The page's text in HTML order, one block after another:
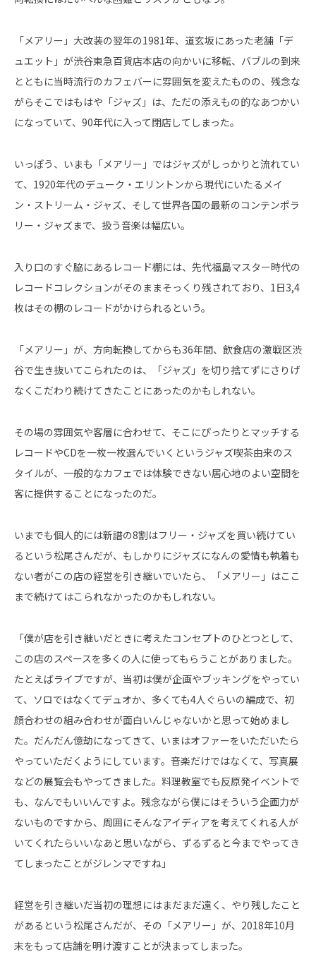
「メアリー」大改装の翌年の1981年、道玄坂にあった老舗「デ
ュエット」が渋谷東急百貨店本店の向かいに移転、バブルの到来
とともに当時流行のカフェバーに雰囲気を変えたものの、残念な
がらそこではもはや「ジャズ」は、ただの添えもの的なあつかい
になっていて、90年代に入って閉店してしまった。
いっぽう、いまも「メアリー」ではジャズがしっかりと流れてい
て、1920年代のデューク・エリントンから現代にいたるメイ
ン・ストリーム・ジャズ、そして世界各国の最新のコンテンポラ
リー・ジャズまで、扱う音楽は幅広い。
入り口のすぐ脇にあるレコード棚には、先代福島マスター時代の
レコードコレクションがそのままそっくり残されており、1日3,4
枚はその棚のレコードがかけられるという。
「メアリー」が、方向転換してからも36年間、飲食店の激戦区渋
谷で生き抜いてこられたのは、「ジャズ」を切り捨てずにさりげ
なくこだわり続けてきたことにあったのかもしれない。
その場の雰囲気や客層に合わせて、そこにぴったりとマッチする
レコードやCDを一枚一枚選んでいくというジャズ喫茶由来のス
タイルが、一般的なカフェでは体験できない居心地のよい空間を
客に提供することになったのだ。
いまでも個人的には新譜の8割はフリー・ジャズを買い続けてい
るという松尾さんだが、もしかりにジャズになんの愛情も執着も
ない者がこの店の経営を引き継いでいたら、「メアリー」はここ
まで続けてはこられなかったのかもしれない。
「僕が店を引き継いだときに考えたコンセプトのひとつとして、
この店のスペースを多くの人に使ってもらうことがありました。
たとえばライブですが、当初は僕が企画やブッキングをやってい
て、ソロではなくてデュオか、多くても4人ぐらいの編成で、初
顔合わせの組み合わせが面白いんじゃないかと思って始めまし
た。だんだん億劫になってきて、いまはオファーをいただいたら
やっていただくようにしています。音楽だけではなくて、写真展
などの展覧会もやってきました。料理教室でも反原発イベントで
も、なんでもいいんですよ。残念ながら僕にはそういう企画力が
ないものですから、周囲にそんなアイディアを考えてくれる人が
いてくれたらいいなあと思いながら、ずるずると今までやってき
てしまったことがジレンマですね」
経営を引き継いだ当初の理想にはまだまだ遠く、やり残したこと
があるという松尾さんだが、その「メアリー」が、2018年10月
末をもって店舗を明け渡すことが決まってしまった。